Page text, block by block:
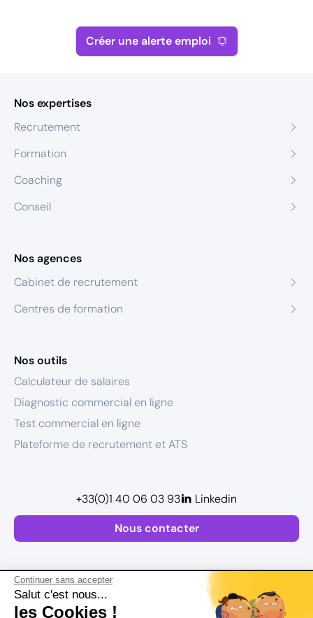
Continuer sans accepter
Salut c'est nous...
les Cookies !
Créer une alerte emploi
Nos expertises
Recrutement
Formation
Coaching
Conseil
Nos agences
Cabinet de recrutement
Centres de formation
Nos outils
Calculateur de salaires
Diagnostic commercial en ligne
Test commercial en ligne
Plateforme de recrutement et ATS
Nous contacter
+33(0)1 40 06 03 93 Linkedin